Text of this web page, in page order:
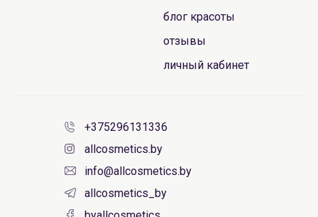
блог красоты
отзывы
личный кабинет
+375296131336
allcosmetics.by
info@allcosmetics.by
allcosmetics_by